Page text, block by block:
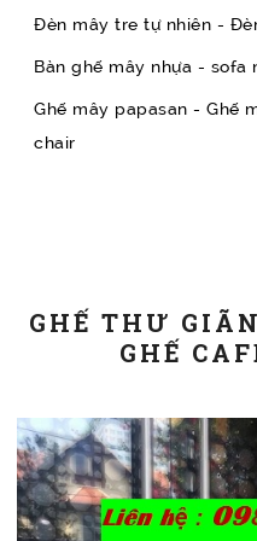
Đèn mây tre tự nhiên -
Bàn ghế mây nhựa - sofa
Ghế mây papasan - Ghế
chair
GHẾ THƯ
GHẾ